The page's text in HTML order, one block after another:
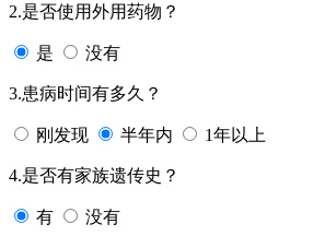
2.是否使用外用药物？
是 没有
3.患病时间有多久？
刚发现 半年内 1年以上
4.是否有家族遗传史？
有 没有